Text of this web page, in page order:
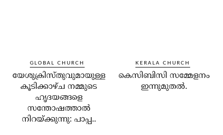
GLOBAL CHURCH
യേശുക്രിസ്തുവുമായുള്ള
കൂടിക്കാഴ്ച നമ്മുടെ
ഹൃദയങ്ങളെ
സന്തോഷത്താല്‍
നിറയ്ക്കുന്നു: പാപ്പ..
KERALA CHURCH
കെസിബിസി സമ്മേളനം
ഇന്നുമുതല്‍.